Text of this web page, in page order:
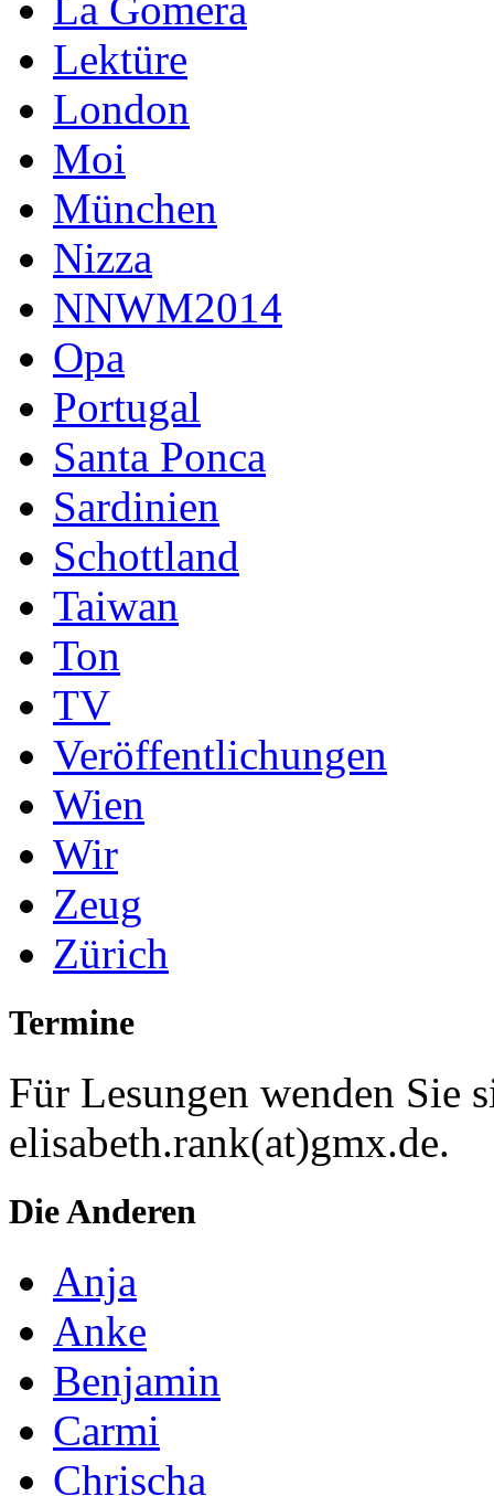
Lektüre
London
Moi
München
Nizza
NNWM2014
Opa
Portugal
Santa Ponca
Sardinien
Schottland
Taiwan
Ton
TV
Veröffentlichungen
Wien
Wir
Zeug
Zürich
Termine
Für Lesungen wenden Sie
elisabeth.rank(at)gmx.de.
Die Anderen
Anja
Anke
Benjamin
Carmi
Chrischa